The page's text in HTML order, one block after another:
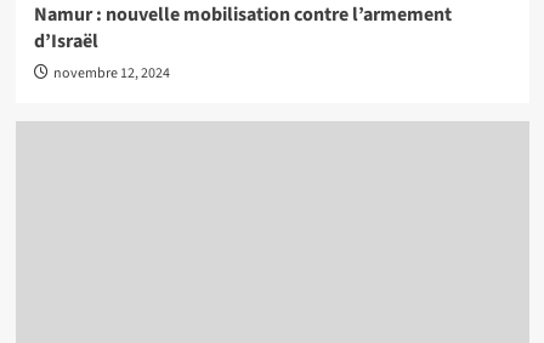
Namur : nouvelle mobilisation contre l’armement
d’Israël
novembre 12, 2024